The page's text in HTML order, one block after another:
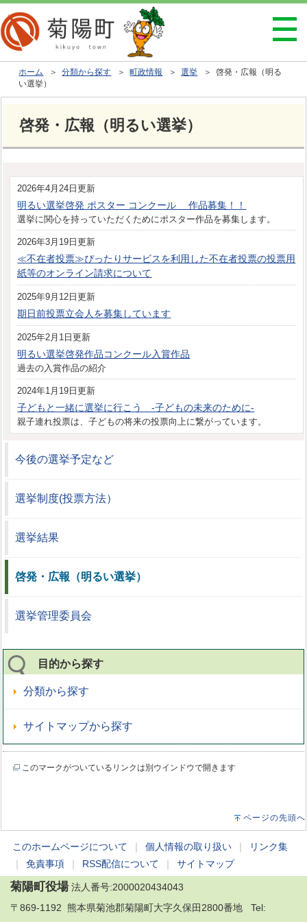
ホーム ＞分類から探す ＞町政情報 ＞選挙 ＞ 啓発・広報（明る
い選挙）
啓発・広報（明るい選挙）
2026年4月24日更新
明るい選挙啓発 ポスター コンクール 作品募集！！
選挙に関心を持っていただくためにポスター作品を募集します。
2026年3月19日更新
≪不在者投票≫ぴったりサービスを利用した不在者投票の投票用
紙等のオンライン請求について
2025年9月12日更新
期日前投票立会人を募集しています
2025年2月1日更新
明るい選挙啓発作品コンクール入賞作品
過去の入賞作品の紹介
2024年1月19日更新
子どもと一緒に選挙に行こう -子どもの未来のために-
親子連れ投票は、子どもの将来の投票向上に繋がっています。
今後の選挙予定など
選挙制度(投票方法）
選挙結果
啓発・広報（明るい選挙）
選挙管理委員会
目的から探す
分類から探す
サイトマップから探す
このマークがついているリンクは別ウインドウで開きます
ページの先頭へ
このホームページについて 個人情報の取り扱い
リンク集
免責事項 RSS配信について サイトマップ
菊陽町役場法人番号:2000020434043
〒869-1192 熊本県菊池郡菊陽町大字久保田2800番地 Tel: